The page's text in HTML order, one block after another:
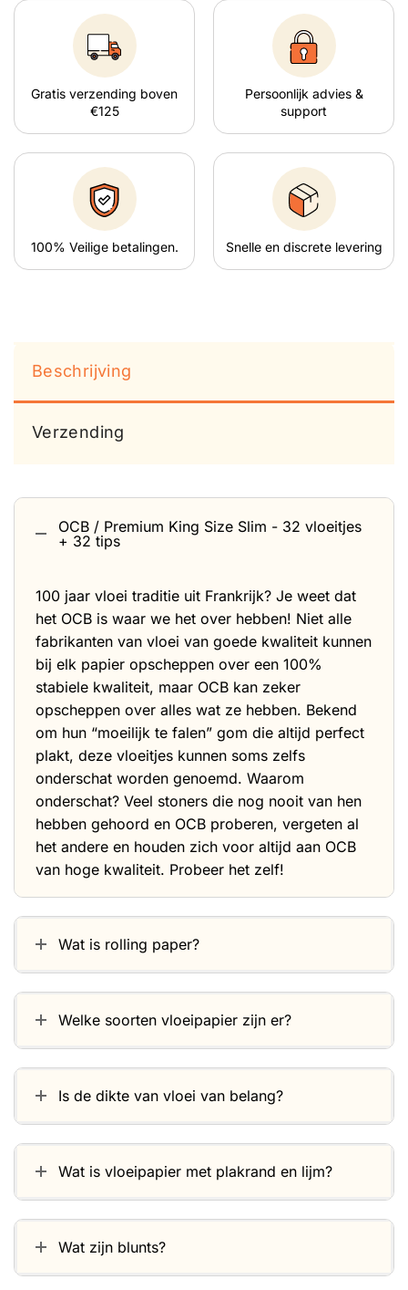
Gratis verzending boven
€125
Persoonlijk advies &
support
100% Veilige betalingen. Snelle en discrete levering
Beschrijving
Verzending
OCB / Premium King Size Slim - 32 vloeitjes
+ 32 tips
100 jaar vloei traditie uit Frankrijk? Je weet dat
het OCB is waar we het over hebben! Niet alle
fabrikanten van vloei van goede kwaliteit kunnen
bij elk papier opscheppen over een 100%
stabiele kwaliteit, maar OCB kan zeker
opscheppen over alles wat ze hebben. Bekend
om hun “moeilijk te falen” gom die altijd perfect
plakt, deze vloeitjes kunnen soms zelfs
onderschat worden genoemd. Waarom
onderschat? Veel stoners die nog nooit van hen
hebben gehoord en OCB proberen, vergeten al
het andere en houden zich voor altijd aan OCB
van hoge kwaliteit. Probeer het zelf!
Wat is rolling paper?
Welke soorten vloeipapier zijn er?
Is de dikte van vloei van belang?
Wat is vloeipapier met plakrand en lijm?
Wat zijn blunts?